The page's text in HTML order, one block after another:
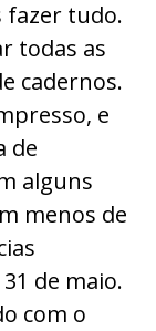
fazer tudo.
todas as
cadernos.
e
de
alguns
menos de
de maio.
com o